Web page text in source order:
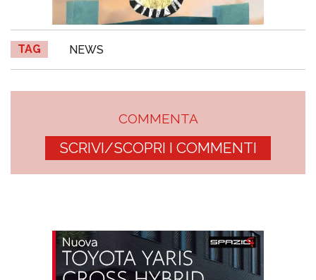
TAG NEWS
COMMENTA
SCRIVI/SCOPRI I COMMENTI